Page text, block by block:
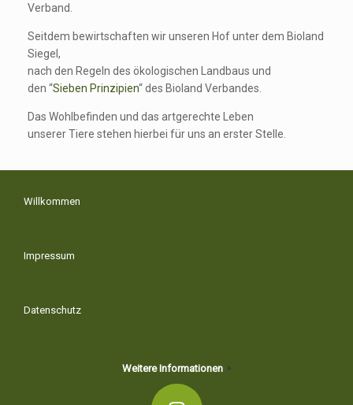
Verband.
Seitdem bewirtschaften wir unseren Hof unter dem Bioland
Siegel,
nach den Regeln des ökologischen Landbaus und
den “Sieben Prinzipien“ des Bioland Verbandes.
Das Wohlbefinden und das artgerechte Leben
unserer Tiere stehen hierbei für uns an erster Stelle.
Willkommen
Impressum
Datenschutz
Weitere Informationen